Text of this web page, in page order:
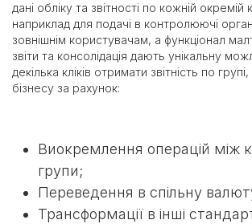
дані обліку та звітності по кожній
наприклад для подачі в контролюючі
зовнішнім користувачам, а функціонал
звіти та консолідація дають унікальну
декілька кліків отримати звітність по
бізнесу за рахунок:
Виокремлення операцій між
групи;
Переведення в спільну
Трансформації в інші